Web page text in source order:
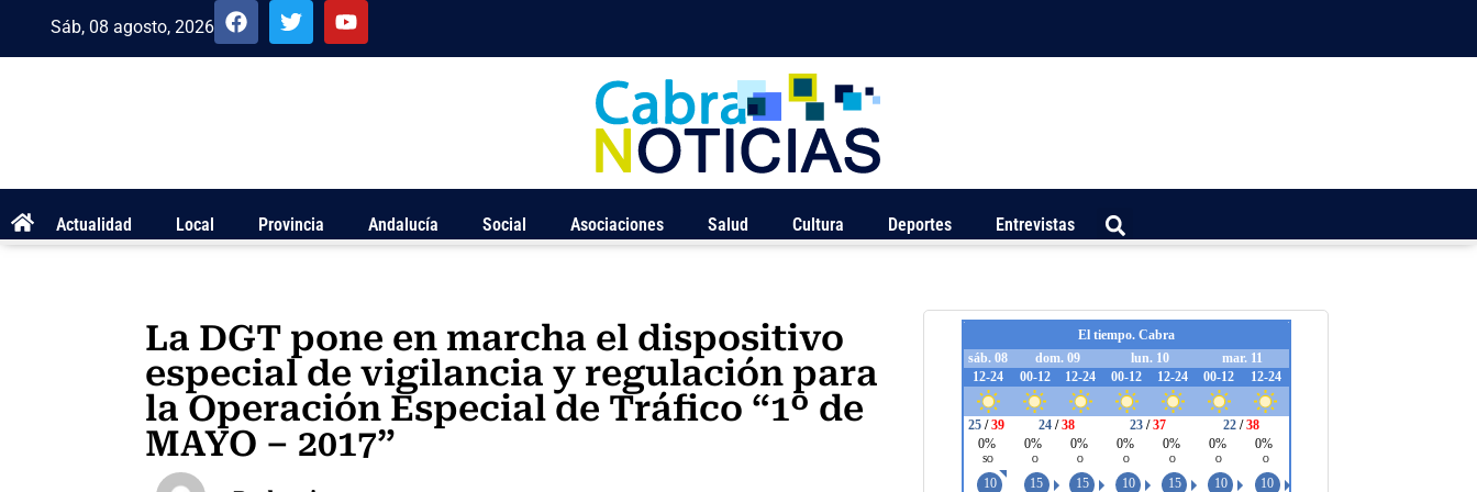
Sáb, 08 agosto, 2026
Actualidad Local Provincia Andalucía Social Asociaciones Salud Cultura Deportes Entrevistas
La DGT pone en marcha el dispositivo
especial de vigilancia y regulación para
la Operación Especial de Tráfico “1º de
MAYO – 2017”